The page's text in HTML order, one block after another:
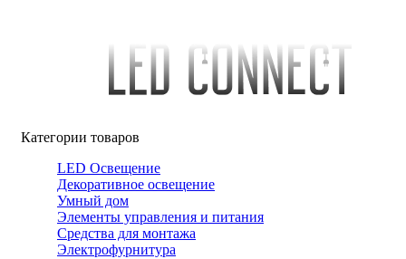
Категории товаров
LED Освещение
Декоративное освещение
Умный дом
Элементы управления и питания
Средства для монтажа
Электрофурнитура